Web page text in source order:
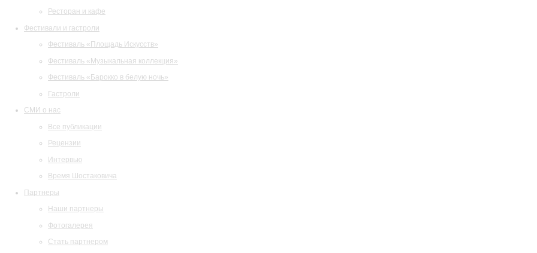
Ресторан и кафе
Фестивали и гастроли
Фестиваль «Площадь Искусств»
Фестиваль «Музыкальная коллекция»
Фестиваль «Барокко в белую ночь»
Гастроли
СМИ о нас
Все публикации
Рецензии
Интервью
Время Шостаковича
Партнеры
Наши партнеры
Фотогалерея
Стать партнером